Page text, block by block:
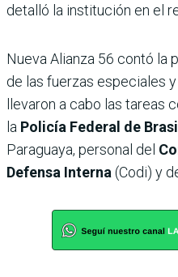
detalló la institución en el
Nueva Alianza 56 contó la
de las fuerzas especiales
llevaron a cabo las tareas
la Policía Federal de
Paraguaya, personal del
Defensa Interna (Codi) y